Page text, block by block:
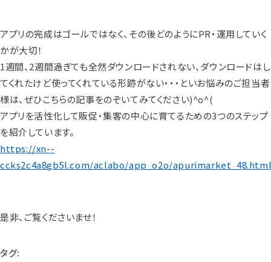
アプリの完成はゴールではなく、その後どのようにPR・運用していく
かが大切！
1週間、2週間過ぎても全然ダウンロードされない、ダウンロードはし
てくれたけど使ってくれている形跡がない・・・といお悩みのご担当者
様は、ぜひこちらの記事をのぞいてみてください)^o^(
アプリを活性化して販促・集客の中心に育てるための3つのステップ
を紹介しています。
https://xn--
ccks2c4a8gb5l.com/aclabo/app_o2o/
是非、ご覧くださいませ！
タグ: